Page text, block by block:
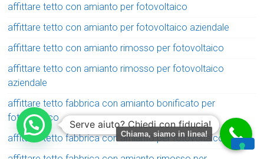
affittare tetto con amianto per fotovoltaico
affittare tetto con amianto per fotovoltaico aziendale
affittare tetto con amianto rimosso per fotovoltaico
affittare tetto con amianto rimosso per fotovoltaico
aziendale
affittare tetto fabbrica con amianto bonificato per
fotovoltaico
affittare tetto fabbrica con amianto per fotovoltaico
Serve aiuto? Chiedi con fiducia!
Chiama, siamo in linea!